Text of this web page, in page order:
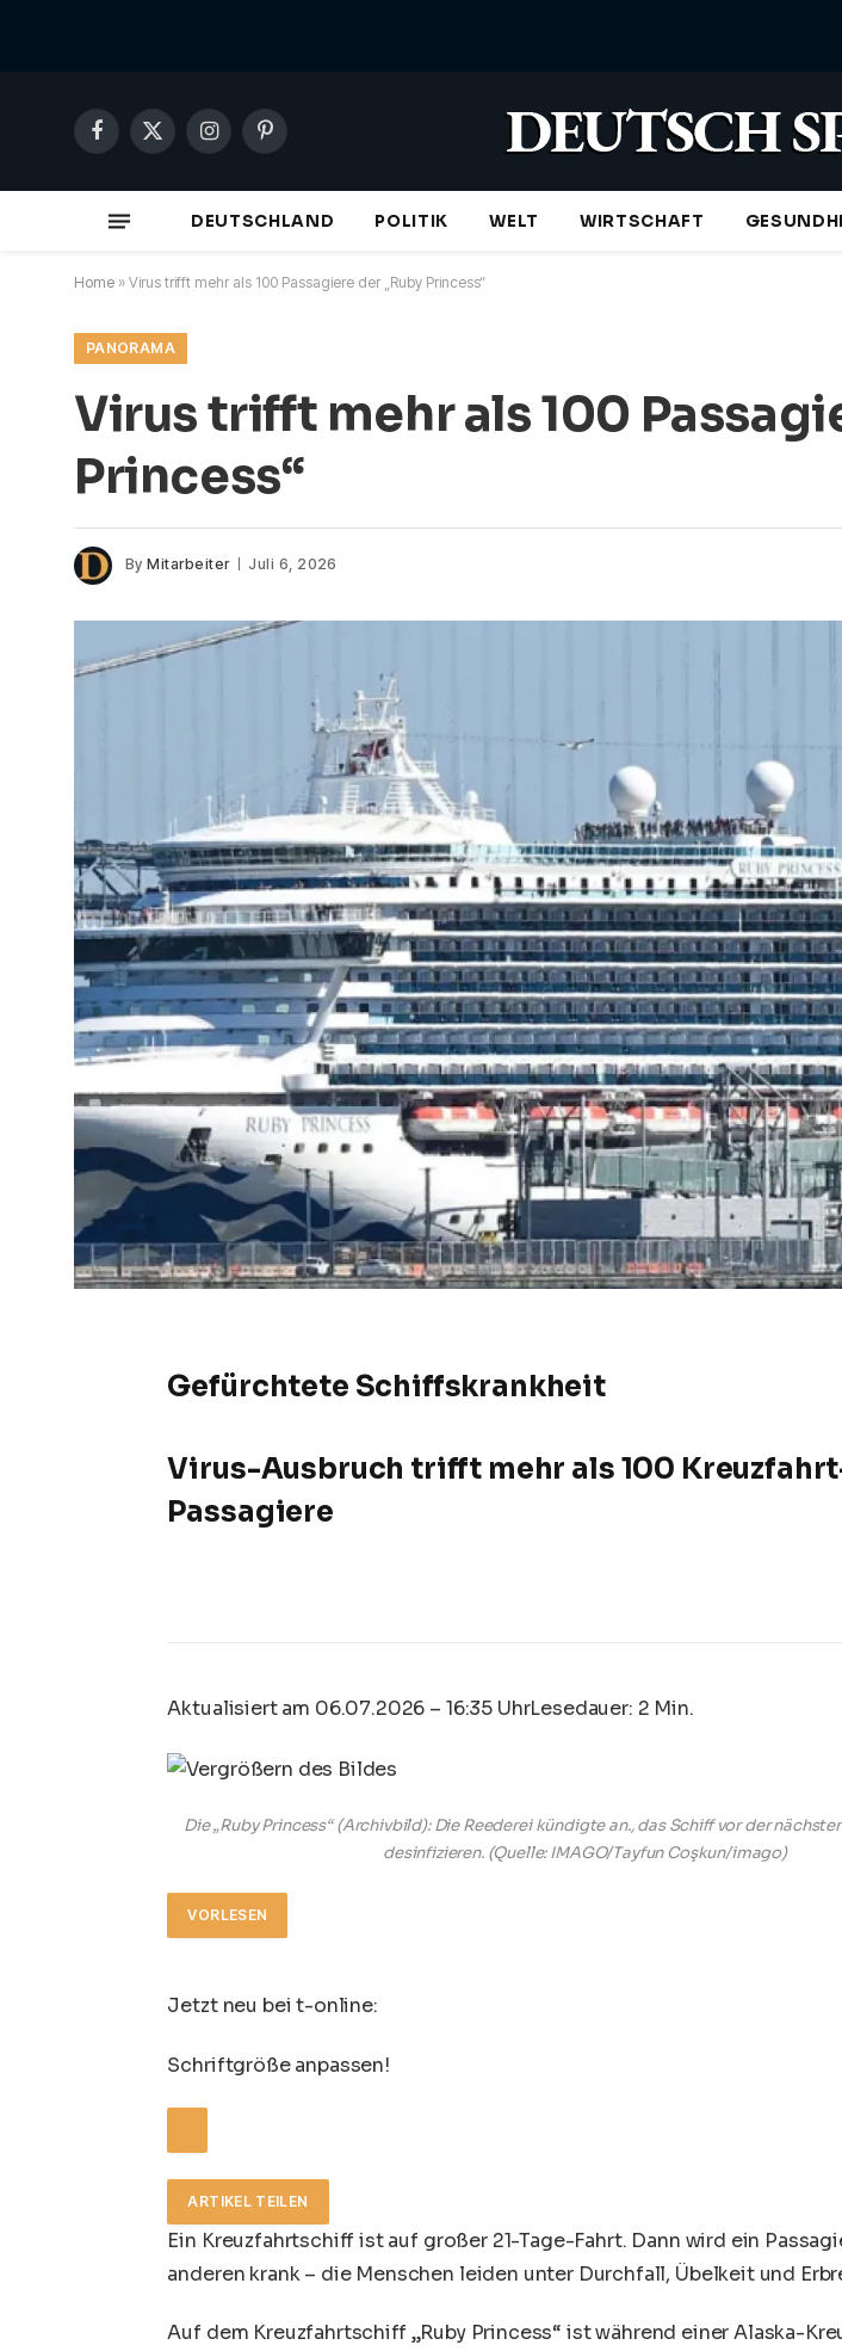
Facebook
X
InstagramPinterest
DEUTSCHLAND POLITIK WELT WIRTSCHAFT
Home » Virus trifft mehr als 100 Passagiere der „Ruby Princess“
PANORAMA
Virus trifft mehr als 100
Princess“
By Mitarbeiter Juli 6, 2026
Gefürchtete Schiffskrankheit
Virus-Ausbruch trifft mehr als 100
Passagiere
Aktualisiert am 06.07.2026 – 16:35 UhrLesedauer: 2 Min.
Die „Ruby Princess“ (Archivbild): Die Reederei kündigte an., das Schiff vor der
desinfizieren.(Quelle: IMAGO/Tayfun Coşkun/imago)
VORLESEN
Jetzt neu bei t-online:
Schriftgröße anpassen!
ARTIKEL TEILEN
Ein Kreuzfahrtschiff ist auf großer 21-Tage-Fahrt. Dann wird ein
anderen krank – die Menschen leiden unter Durchfall, Übelkeit und
Auf dem Kreuzfahrtschiff„Ruby Princess“ ist während einer Alaska-